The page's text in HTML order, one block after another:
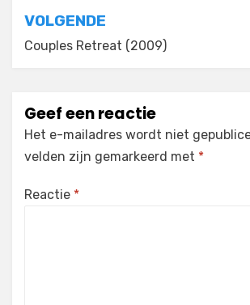
VOLGENDE
Couples Retreat (2009)
Geef een reactie
Het e-mailadres wordt niet
velden zijn gemarkeerd met *
Reactie *